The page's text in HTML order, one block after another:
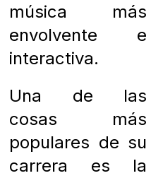
música más
envolvente e
interactiva.
Una de las
cosas más
populares de su
carrera es la